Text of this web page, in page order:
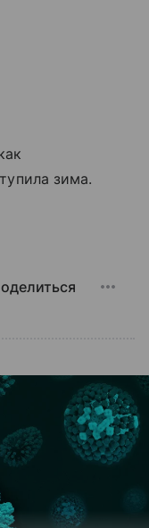
зима.